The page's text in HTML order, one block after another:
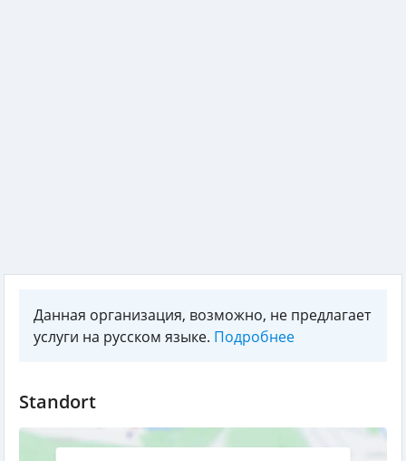
Данная организация, возможно, не предлагает
услуги на русском языке. Подробнее
Standort